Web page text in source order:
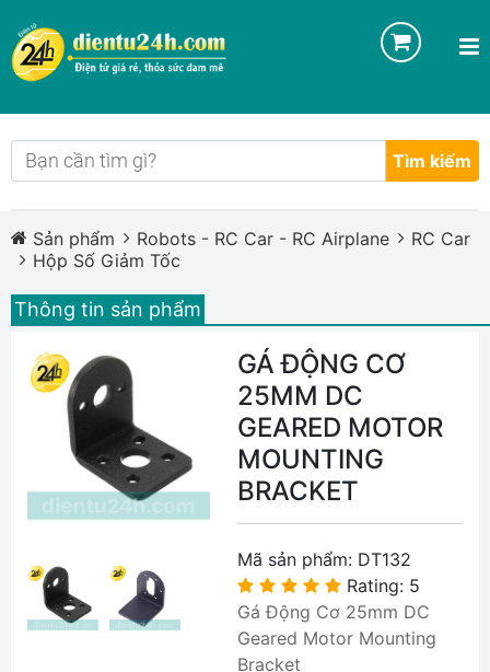
Tìm kiếm
Sản phẩm Robots - RC Car - RC Airplane
RC Car
Hộp Số Giảm Tốc
Thông tin sản phẩm
GÁ ĐỘNG CƠ
25MM DC
GEARED MOTOR
MOUNTING
BRACKET
Mã sản phẩm: DT132
Rating: 5
Gá Động Cơ 25mm DC
Geared Motor Mounting
Bracket